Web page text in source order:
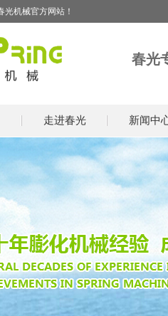
光机械官方网站！
春光
走进春光 新闻中